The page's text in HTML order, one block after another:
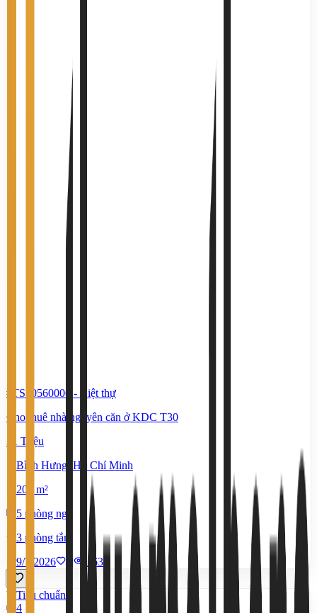
#TS70560006 -
Biệt thự
Cho thuê nhà nguyên căn ở KDC T30
21 Triệu
Bình Hưng, Hồ Chí Minh
200 m²
5 phòng ngủ
3 phòng tắm
9/7/2026
1.635
Tiêu chuẩn
4